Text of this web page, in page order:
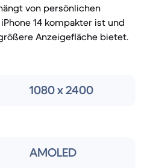
von persönlichen
14 kompakter ist und
Anzeigefläche bietet.
1080 x 2400
AMOLED